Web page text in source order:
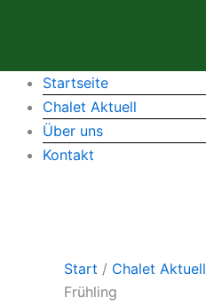
Startseite
Chalet Aktuell
Über uns
Kontakt
Start / Chalet Aktuell
Frühling